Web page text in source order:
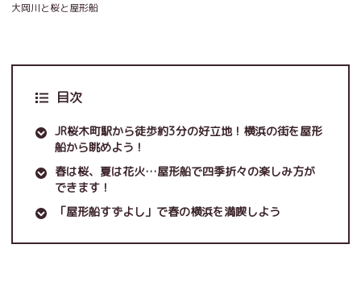
大岡川と桜と屋形船
目次
JR桜木町駅から徒歩約3分の好立地！横浜の街を屋形
船から眺めよう！
春は桜、夏は花火…屋形船で四季折々の楽しみ方が
できます！
「屋形船すずよし」で春の横浜を満喫しよう